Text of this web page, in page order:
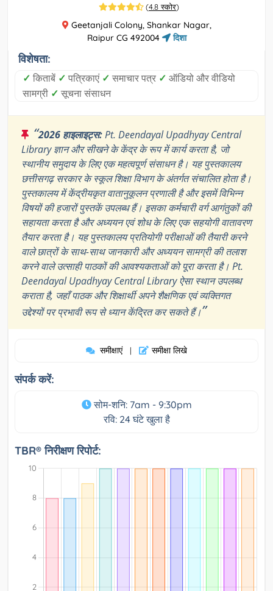
(4.8 स्कोर)
Geetanjali Colony, Shankar Nagar,
Raipur CG 492004
दिशा
विशेषता:
✓ किताबें ✓ पत्रिकाएं ✓ समाचार पत्र ✓ ऑडियो और वीडियो
सामग्री ✓ सूचना संसाधन
“2026 हाइलाइट्स:Pt. Deendayal Upadhyay Central
Library ज्ञान और सीखने के केंद्र के रूप में कार्य करता है, जो
स्थानीय समुदाय के लिए एक महत्वपूर्ण संसाधन है। यह पुस्तकालय
छत्तीसगढ़ सरकार के स्कूल शिक्षा विभाग के अंतर्गत संचालित होता है।
पुस्तकालय में केंद्रीयकृत वातानुकूलन प्रणाली है और इसमें विभिन्न
विषयों की हजारों पुस्तकें उपलब्ध हैं। इसका कर्मचारी वर्ग आगंतुकों की
सहायता करता है और अध्ययन एवं शोध के लिए एक सहयोगी वातावरण
तैयार करता है। यह पुस्तकालय प्रतियोगी परीक्षाओं की तैयारी करने
वाले छात्रों के साथ-साथ जानकारी और अध्ययन सामग्री की तलाश
करने वाले उत्साही पाठकों की आवश्यकताओं को पूरा करता है। Pt.
Deendayal Upadhyay Central Library ऐसा स्थान उपलब्ध
कराता है, जहाँ पाठक और शिक्षार्थी अपने शैक्षणिक एवं व्यक्तिगत
उद्देश्यों पर प्रभावी रूप से ध्यान केंद्रित कर सकते हैं।”
समीक्षाएं | समीक्षा लिखे
संपर्क करें:
सोम-शनि: 7am - 9:30pm
रवि: 24 घंटे खुला है
TBR® निरीक्षण रिपोर्ट: